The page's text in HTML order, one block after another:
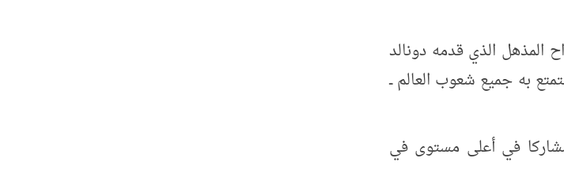
المذهل الذي قدمه دونالد
به جميع شعوب العالم ــ
مشاركا في أعلى مستوى في